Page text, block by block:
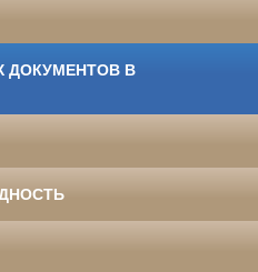
ДОКУМЕНТОВ В